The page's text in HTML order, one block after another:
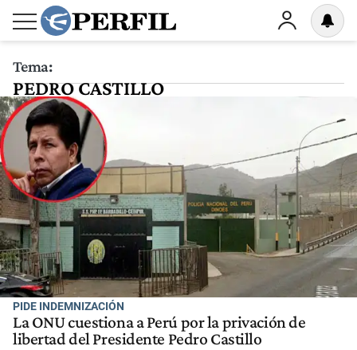
Tema:
PEDRO CASTILLO
PIDE INDEMNIZACIÓN
La ONU cuestiona a Perú por la privación de
libertad del Presidente Pedro Castillo